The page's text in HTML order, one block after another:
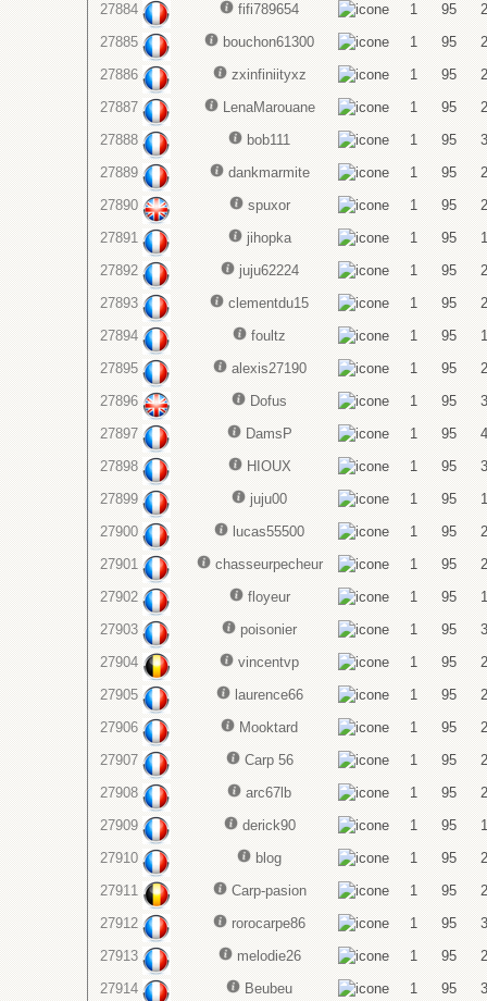
27884
fifi789654 1 95
2
27885
bouchon61300 1 95
2
27886
zxinfiniityxz 1 95
2
27887
LenaMarouane 1 95
2
27888
bob111 1 95
3
27889
dankmarmite 1 95
2
27890
spuxor 1 95
2
27891
jihopka 1 95
1
27892
juju62224 1 95
2
27893
clementdu15 1 95
2
27894
foultz 1 95
1
27895
alexis27190 1 95
2
27896
Dofus 1 95
3
27897
DamsP 1 95
4
27898
HIOUX 1 95
3
27899
juju00 1 95
1
27900
lucas55500 1 95
2
27901
chasseurpecheur 1 95
2
27902
floyeur 1 95
1
27903
poisonier 1 95
3
27904
vincentvp 1 95
2
27905
laurence66 1 95
2
27906
Mooktard 1 95
2
27907
Carp 56 1 95
2
27908
arc67lb 1 95
2
27909
derick90 1 95
1
27910
blog 1 95
2
27911
Carp-pasion 1 95
2
27912
rorocarpe86 1 95
3
27913
melodie26 1 95
2
27914
Beubeu 1 95
3